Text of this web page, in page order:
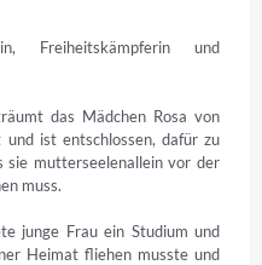
Freiheitskämpferin und
das Mädchen Rosa von
ist entschlossen, dafür zu
sie mutterseelenallein vor der
muss.
junge Frau ein Studium und
Heimat fliehen musste und